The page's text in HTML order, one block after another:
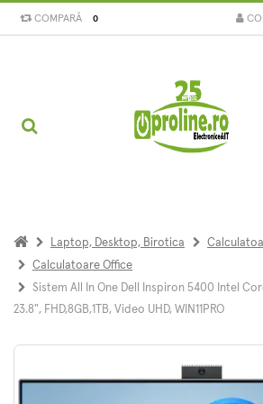
COMPARĂ 0
Laptop, Desktop, Birotica
Calculatoare Office
Sistem All In One Dell Inspiron 5400 Intel
23.8", FHD,8GB,1TB, Video UHD, WIN11PRO